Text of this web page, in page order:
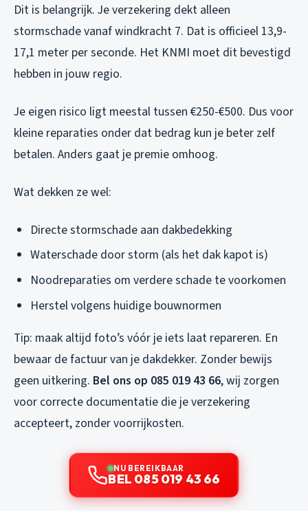
Dit is belangrijk. Je verzekering dekt alleen
stormschade vanaf windkracht 7. Dat is officieel 13,9-
17,1 meter per seconde. Het KNMI moet dit bevestigd
hebben in jouw regio.
Je eigen risico ligt meestal tussen €250-€500. Dus voor
kleine reparaties onder dat bedrag kun je beter zelf
betalen. Anders gaat je premie omhoog.
Wat dekken ze wel:
Directe stormschade aan dakbedekking
Waterschade door storm (als het dak kapot is)
Noodreparaties om verdere schade te voorkomen
Herstel volgens huidige bouwnormen
Tip: maak altijd foto’s vóór je iets laat repareren. En
bewaar de factuur van je dakdekker. Zonder bewijs
geen uitkering. Bel ons op 085 019 43 66, wij zorgen
voor correcte documentatie die je verzekering
accepteert, zonder voorrijkosten.
NU BEREIKBAAR
BEL 085 019 43 66